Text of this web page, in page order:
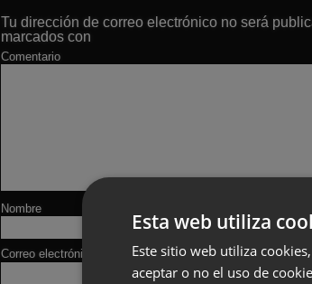
Tu dirección de correo electrónico no será
marcados con
Comentario
Nombre
Correo electrónico
Esta web utiliza
Este sitio web utiliza
aceptar o no el uso de